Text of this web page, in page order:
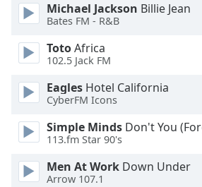
Picture-
in-
Fullscreen
This
window.
Beginning
Michael Jackson Billie Jean
Bates FM - R&B
TotoAfrica
102.5 Jack FM
Eagles Hotel California
CyberFM Icons
Simple Minds Don't You
113.fm Star 90's
Men At Work Down Under
Arrow 107.1